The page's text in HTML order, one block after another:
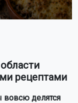
рецептами
вовсю делятся